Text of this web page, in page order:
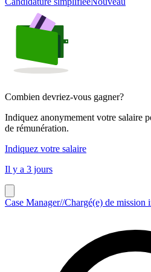
Combien devriez-vous gagner?
Indiquez anonymement votre salaire
de rémunération.
Indiquez votre salaire
Il y a 3 jours
Case Manager//Chargé(e) de mission